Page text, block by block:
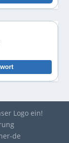
Logo ein!
de